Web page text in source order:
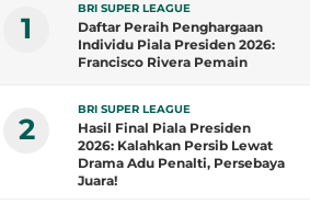
1
BRI SUPER LEAGUE
Daftar Peraih Penghargaan
Individu Piala Presiden 2026:
Francisco Rivera Pemain
2
BRI SUPER LEAGUE
Hasil Final Piala Presiden
2026: Kalahkan Persib Lewat
Drama Adu Penalti, Persebaya
Juara!